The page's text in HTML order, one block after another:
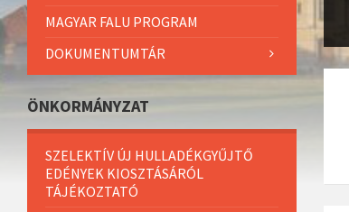
MAGYAR FALU PROGRAM
DOKUMENTUMTÁR
ÖNKORMÁNYZAT
SZELEKTÍV ÚJ HULLADÉKGYŰJTŐ
EDÉNYEK KIOSZTÁSÁRÓL
TÁJÉKOZTATÓ